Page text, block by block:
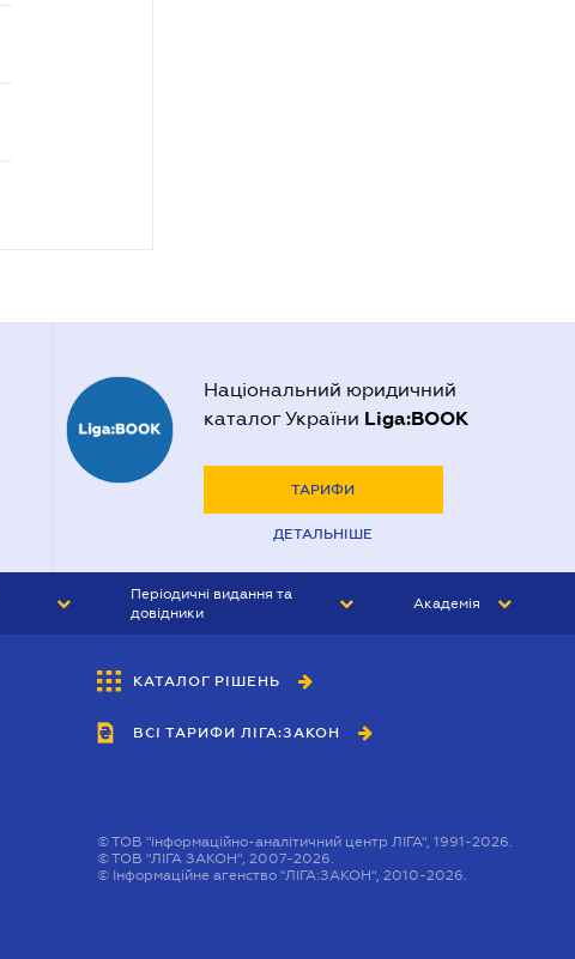
Національний юридичний
каталог України Liga:BOOK
ТАРИФИ
ДЕТАЛЬНІШЕ
Періодичні видання та
довідники
БУХГАЛТЕР&ЗАКОН
ВІСНИК МСФЗ
Академія
КАТАЛОГ РІШЕНЬ
ВСІ ТАРИФИ ЛІГА:ЗАКОН
©ТОВ "інформаційно-аналітичний центр ЛІГА", 1991-2026.
©ТОВ "ЛІГА ЗАКОН", 2007-2026.
© Інформаційне агенство "ЛІГА:ЗАКОН", 2010-2026.